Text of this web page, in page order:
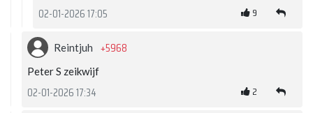
02-01-2026 17:05 9
Reintjuh +5968
Peter S zeikwijf
02-01-2026 17:34 2